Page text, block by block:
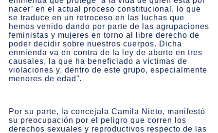
nacer’ en el actual proceso constitucional, lo que
se traduce en un retroceso en las luchas que
hemos venido dando por parte de las agrupaciones
feministas y mujeres en torno al libre derecho de
poder decidir sobre nuestros cuerpos. Dicha
enmienda va en contra de la ley de aborto en tres
causales, la que ha beneficiado a víctimas de
violaciones y, dentro de este grupo, especialmente
menores de edad”.
Por su parte, la concejala Camila Nieto, manifestó
su preocupación por el peligro que corren los
derechos sexuales y reproductivos respecto de las